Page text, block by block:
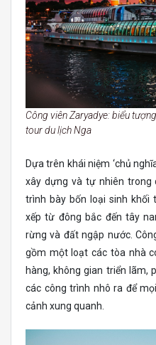
Công viên Zaryadye: biểu
tour du lịch Nga
Dựa trên khái niệm ‘chủ
xây dựng và tự nhiên trong
trình bày bốn loại sinh khối
xếp từ đông bắc đến tây
rừng và đất ngập nước.
gồm một loạt các tòa nhà
hàng, không gian triển lãm,
các công trình nhô ra để
cảnh xung quanh.